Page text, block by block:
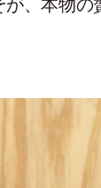
が、本物